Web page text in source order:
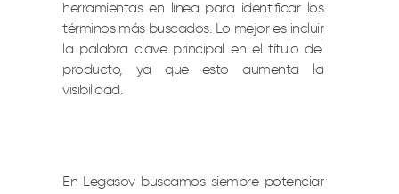
herramientas en línea para identificar los
términos más buscados. Lo mejor es incluir
la palabra clave principal en el título del
producto, ya que esto aumenta la
visibilidad.
En Legasov buscamos siempre potenciar